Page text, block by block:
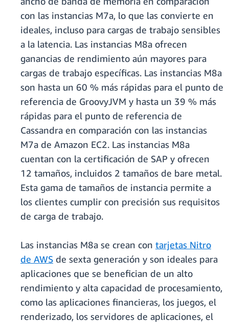
con las instancias M7a, lo que las convierte en
ideales, incluso para cargas de trabajo sensibles
a la latencia. Las instancias M8a ofrecen
ganancias de rendimiento aún mayores para
cargas de trabajo específicas. Las instancias M8a
son hasta un 60 % más rápidas para el punto de
referencia de GroovyJVM y hasta un 39 % más
rápidas para el punto de referencia de
Cassandra en comparación con las instancias
M7a de Amazon EC2. Las instancias M8a
cuentan con la certificación de SAP y ofrecen
12 tamaños, incluidos 2 tamaños de bare metal.
Esta gama de tamaños de instancia permite a
los clientes cumplir con precisión sus requisitos
de carga de trabajo.
Las instancias M8a se crean con tarjetas Nitro
de AWS de sexta generación y son ideales para
aplicaciones que se benefician de un alto
rendimiento y alta capacidad de procesamiento,
como las aplicaciones financieras, los juegos, el
renderizado, los servidores de aplicaciones, el